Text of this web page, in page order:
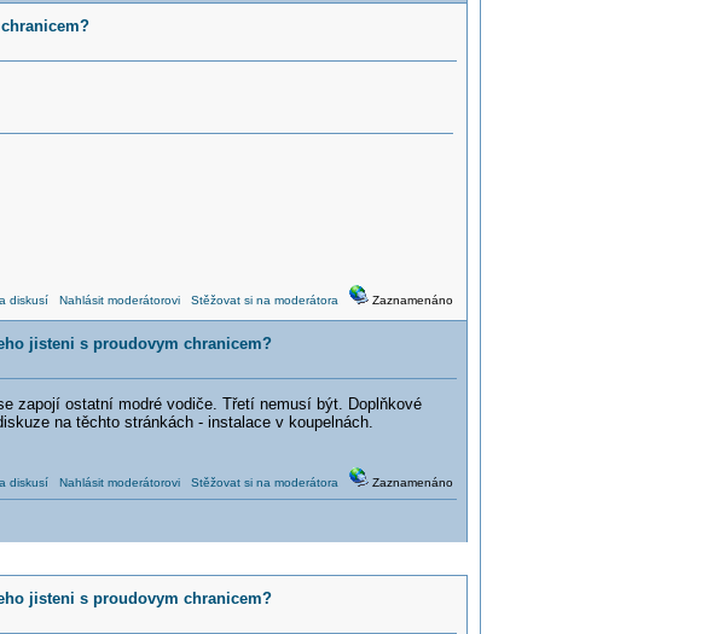
diskusí Nahlásit moderátorovi Stěžovat si na moderátora Zaznamenáno
jisteni s proudovym chranicem?
zapojí ostatní modré vodiče. Třetí nemusí být. Doplňkové
na těchto stránkách - instalace v koupelnách.
diskusí Nahlásit moderátorovi Stěžovat si na moderátora Zaznamenáno
jisteni s proudovym chranicem?